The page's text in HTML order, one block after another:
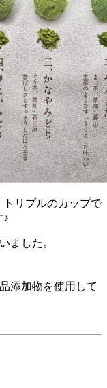
リプルのカップで
♪
ました。
添加物を使用して